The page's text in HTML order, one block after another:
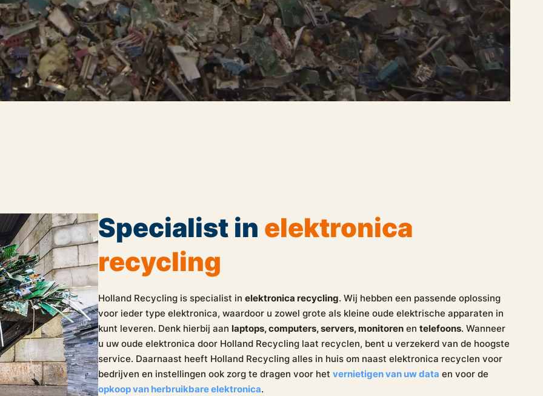
Specialist inelektronica
recycling
Holland Recycling is specialist inelektronica recycling. Wij hebben een passende oplossing
voor ieder type elektronica, waardoor u zowel grote als kleine oude elektrische apparaten in
kunt leveren. Denk hierbij aan laptops, computers, servers, monitorenentelefoons. Wanneer
u uw oude elektronica door Holland Recycling laat recyclen, bent u verzekerd van de hoogste
service. Daarnaast heeft Holland Recycling alles in huis om naast elektronica recyclen voor
bedrijven en instellingen ook zorg te dragen voor hetvernietigen van uw data en voor de
opkoop van herbruikbare elektronica.